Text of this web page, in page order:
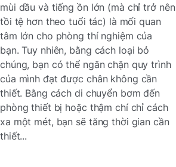
mùi dầu và tiếng ồn lớn (mà chỉ trở nên
tồi tệ hơn theo tuổi tác) là mối quan
tâm lớn cho phòng thí nghiệm của
bạn. Tuy nhiên, bằng cách loại bỏ
chúng, bạn có thể ngăn chặn quy trình
của mình đạt được chân không cần
thiết. Bằng cách di chuyển bơm đến
phòng thiết bị hoặc thậm chí chỉ cách
xa một mét, bạn sẽ tăng thời gian cần
thiết...